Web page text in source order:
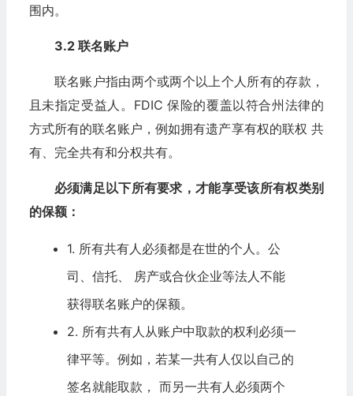
围内。
3.2 联名账户
联名账户指由两个或两个以上个人所有的存款，
且未指定受益人。FDIC 保险的覆盖以符合州法律的
方式所有的联名账户，例如拥有遗产享有权的联权 共
有、完全共有和分权共有。
必须满足以下所有要求，才能享受该所有权类别
的保额：
1. 所有共有人必须都是在世的个人。公
司、信托、 房产或合伙企业等法人不能
获得联名账户的保额。
2. 所有共有人从账户中取款的权利必须一
律平等。例如，若某一共有人仅以自己的
签名就能取款， 而另一共有人必须两个